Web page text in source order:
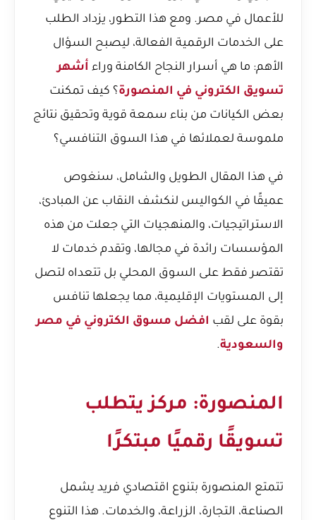
للأعمال في مصر. ومع هذا التطور، يزداد الطلب
على الخدمات الرقمية الفعالة، ليصبح السؤال
الأهم: ما هي أسرار النجاح الكامنة وراء أشهر
تسويق الكتروني في المنصورة؟ كيف تمكنت
بعض الكيانات من بناء سمعة قوية وتحقيق نتائج
ملموسة لعملائها في هذا السوق التنافسي؟
في هذا المقال الطويل والشامل، سنغوص
عميقًا في الكواليس لنكشف النقاب عن المبادئ،
الاستراتيجيات، والمنهجيات التي جعلت من هذه
المؤسسات رائدة في مجالها، وتقدم خدمات لا
تقتصر فقط على السوق المحلي بل تتعداه لتصل
إلى المستويات الإقليمية، مما يجعلها تنافس
بقوة على لقب افضل مسوق الكتروني في مصر
والسعودية.
المنصورة: مركز يتطلب
تسويقًا رقميًا مبتكرًا
تتمتع المنصورة بتنوع اقتصادي فريد يشمل
الصناعة، التجارة، الزراعة، والخدمات. هذا التنوع